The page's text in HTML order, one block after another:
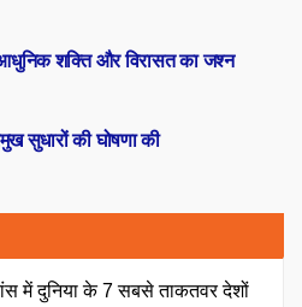
सुधारों की घोषणा की
शक्ति और विरासत का जश्न
में दुनिया के 7 सबसे ताकतवर देशों